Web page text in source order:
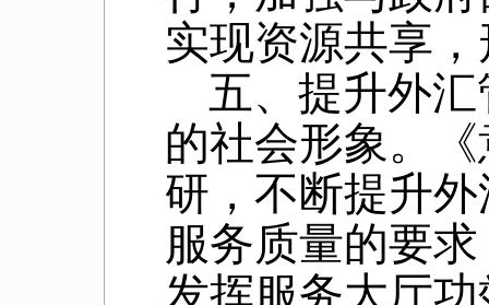
实现资源共享
五、提升外
的社会形象。
研，不断提升
服务质量的要
发挥服务大厅